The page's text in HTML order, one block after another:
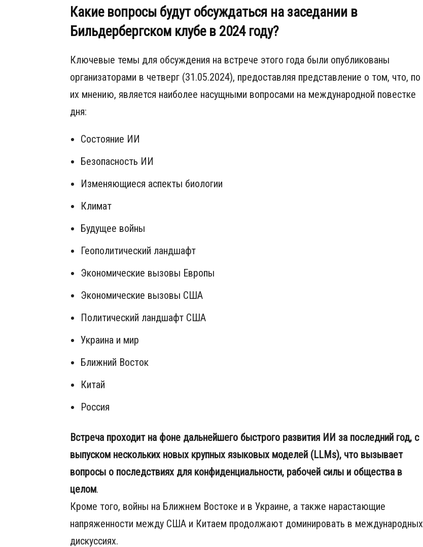
Какие вопросы будут обсуждаться на заседании в
Бильдербергском клубе в 2024 году?
Ключевые темы для обсуждения на встрече этого года были опубликованы
организаторами в четверг (31.05.2024), предоставляя представление о том, что, по
их мнению, является наиболее насущными вопросами на международной повестке
дня:
Состояние ИИ
Безопасность ИИ
Изменяющиеся аспекты биологии
Климат
Будущее войны
Геополитический ландшафт
Экономические вызовы Европы
Экономические вызовы США
Политический ландшафт США
Украина и мир
Ближний Восток
Китай
Россия
Встреча проходит на фоне дальнейшего быстрого развития ИИ за последний год, с
выпуском нескольких новых крупных языковых моделей (LLMs), что вызывает
вопросы о последствиях для конфиденциальности, рабочей силы и общества в
целом.
Кроме того, войны на Ближнем Востоке и в Украине, а также нарастающие
напряженности между США и Китаем продолжают доминировать в международных
дискуссиях.